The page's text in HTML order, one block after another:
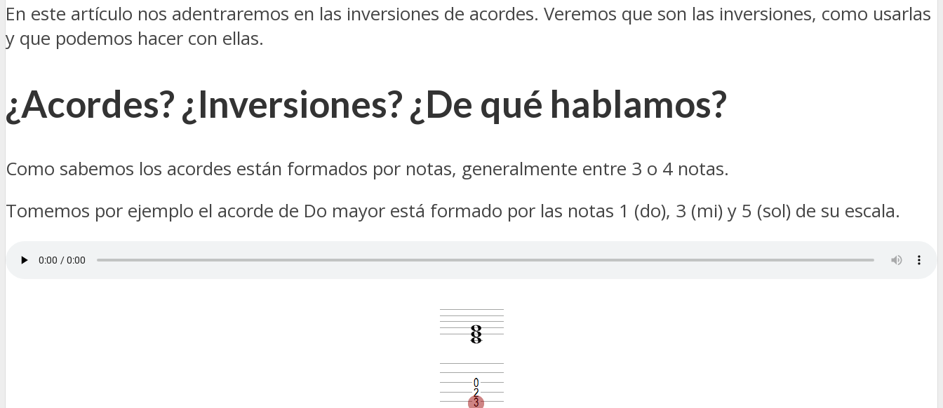
En este artículo nos adentraremos en las inversiones de acordes. Veremos que son las inversiones, como usarlas
y que podemos hacer con ellas.
¿Acordes? ¿Inversiones? ¿De qué hablamos?
Como sabemos los acordes están formados por notas, generalmente entre 3 o 4 notas.
Tomemos por ejemplo el acorde de Do mayor está formado por las notas 1 (do), 3 (mi) y 5 (sol) de su escala.